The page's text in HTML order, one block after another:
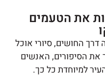
את הטעמים
החושים, סיורי אוכל
הסיפורים, האנשים
למיוחדת כל כך.